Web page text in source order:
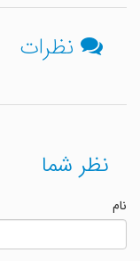
نظرات
نظر شما